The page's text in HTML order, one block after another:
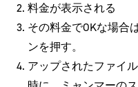
料金が表示される
その料金でOKな場合
ンを押す。
アップされたファイ